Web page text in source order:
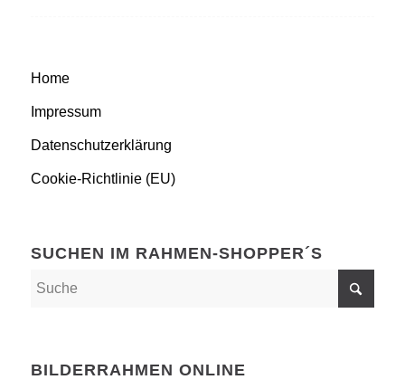
Home
Impressum
Datenschutzerklärung
Cookie-Richtlinie (EU)
SUCHEN IM RAHMEN-SHOPPER´S
BILDERRAHMEN ONLINE